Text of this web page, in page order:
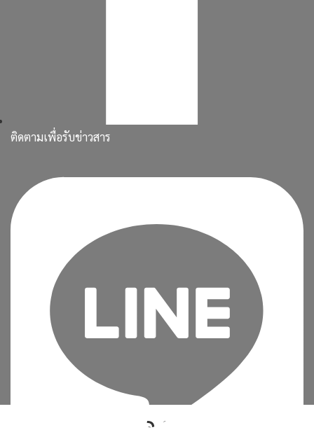
ติดตามเพื่อรับข่าวสาร